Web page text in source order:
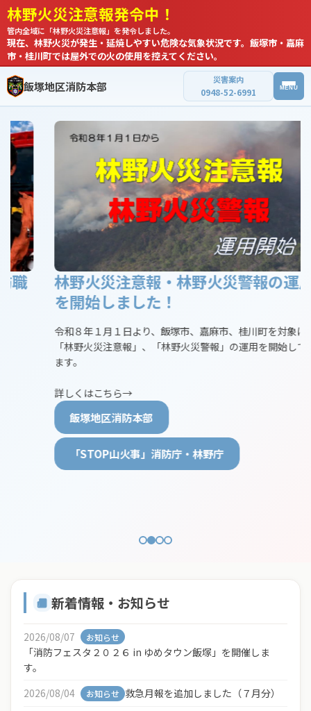
林野火災注意報発令中！
管内全域に「林野火災注意報」を発令しました。
現在、林野火災が発生・延焼しやすい危険な気象状況です。飯塚市・嘉麻
市・桂川町では屋外での火の使用を控えてください。
飯塚地区消防本部 災害案内
0948-52-6991 MENU
ホーム
新着情報
よくある質問
試験・講習
様式ダウンロード
消防本部について
統計資料
みんなの消防
林野火災注意報・林野火災警報の運用
を開始しました！
令和８年１月１日より、飯塚市、嘉麻市、桂川町を対象に
「林野火災注意報」、「林野火災警報」の運用を開始してい
詳しくはこちら→
飯塚地区消防本部
「STOP山火事」消防庁・林野庁
新着情報・お知らせ
2026/08/07 お知らせ
「消防フェスタ２０２６ in ゆめタウン飯塚」を開催しま
す。
2026/08/04
お知らせ 救急月報を追加しました（７月分）